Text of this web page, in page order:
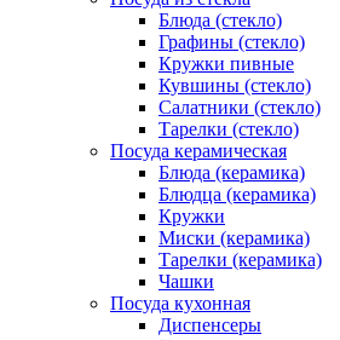
Блюда (стекло)
Графины (стекло)
Кружки пивные
Кувшины (стекло)
Салатники (стекло)
Тарелки (стекло)
Посуда керамическая
Блюда (керамика)
Блюдца (керамика)
Кружки
Миски (керамика)
Тарелки (керамика)
Чашки
Посуда кухонная
Диспенсеры